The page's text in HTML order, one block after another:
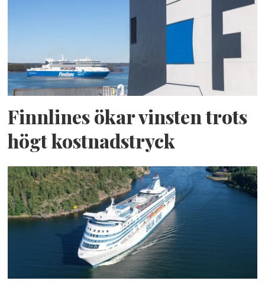
Finnlines ökar vinsten trots
högt kostnadstryck